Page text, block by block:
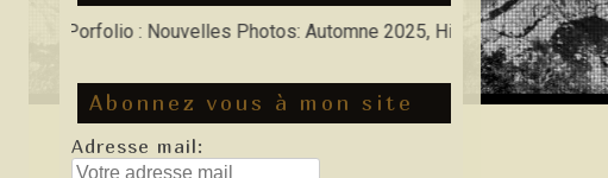
Porfolio : Nouvelles Photos: Automne 2025, Hiver 2026
Abonnez vous à mon site
Adresse mail: